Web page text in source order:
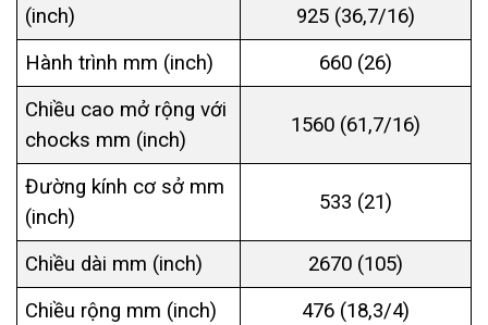
(inch)
925 (36,7/16)
Hành trình mm (inch)
660 (26)
Chiều cao mở rộng với
chocks mm (inch)
1560 (61,7/16)
Đường kính cơ sở mm
(inch)
533 (21)
Chiều dài mm (inch)
2670 (105)
Chiều rộng mm (inch)
476 (18,3/4)